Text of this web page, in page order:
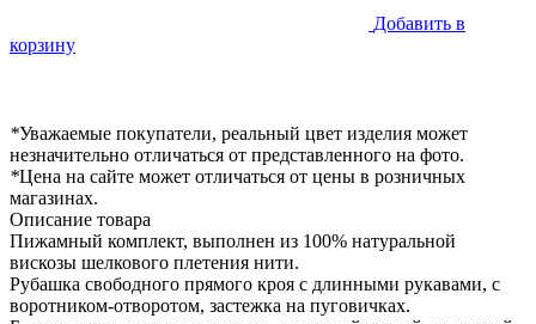
Добавить в
корзину
*Уважаемые покупатели, реальный цвет изделия может
незначительно отличаться от представленного на фото.
*Цена на сайте может отличаться от цены в розничных
магазинах.
Описание товара
Пижамный комплект, выполнен из 100% натуральной
вискозы шелкового плетения нити.
Рубашка свободного прямого кроя с длинными рукавами, с
воротником-отворотом, застежка на пуговичках.